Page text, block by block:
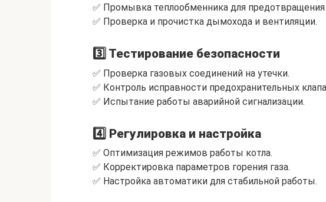
✅ Промывка теплообменника для предотвращения
✅ Проверка и прочистка дымохода и вентиляции.
3️⃣ Тестирование безопасности
✅ Проверка газовых соединений на утечки.
✅ Контроль исправности предохранительных
✅ Испытание работы аварийной сигнализации.
4️⃣ Регулировка и настройка
✅ Оптимизация режимов работы котла.
✅ Корректировка параметров горения газа.
✅ Настройка автоматики для стабильной работы.